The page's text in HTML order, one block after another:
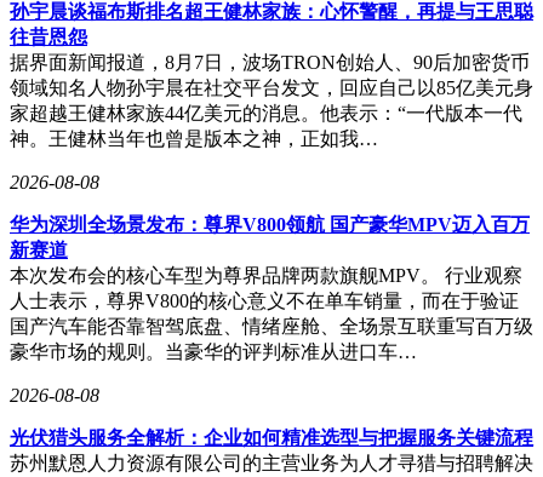
孙宇晨谈福布斯排名超王健林家族：心怀警醒，再提与王思聪
往昔恩怨
据界面新闻报道，8月7日，波场TRON创始人、90后加密货币
领域知名人物孙宇晨在社交平台发文，回应自己以85亿美元身
家超越王健林家族44亿美元的消息。他表示：“一代版本一代
神。王健林当年也曾是版本之神，正如我…
2026-08-08
华为深圳全场景发布：尊界V800领航 国产豪华MPV迈入百万
新赛道
本次发布会的核心车型为尊界品牌两款旗舰MPV。 行业观察
人士表示，尊界V800的核心意义不在单车销量，而在于验证
国产汽车能否靠智驾底盘、情绪座舱、全场景互联重写百万级
豪华市场的规则。当豪华的评判标准从进口车…
2026-08-08
光伏猎头服务全解析：企业如何精准选型与把握服务关键流程
苏州默恩人力资源有限公司的主营业务为人才寻猎与招聘解决